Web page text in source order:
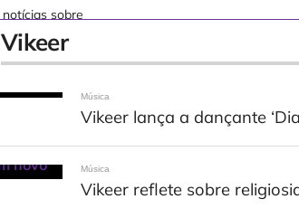
notícias sobre
Vikeer
Música
Vikeer lança a dançante
Música
Vikeer reflete sobre